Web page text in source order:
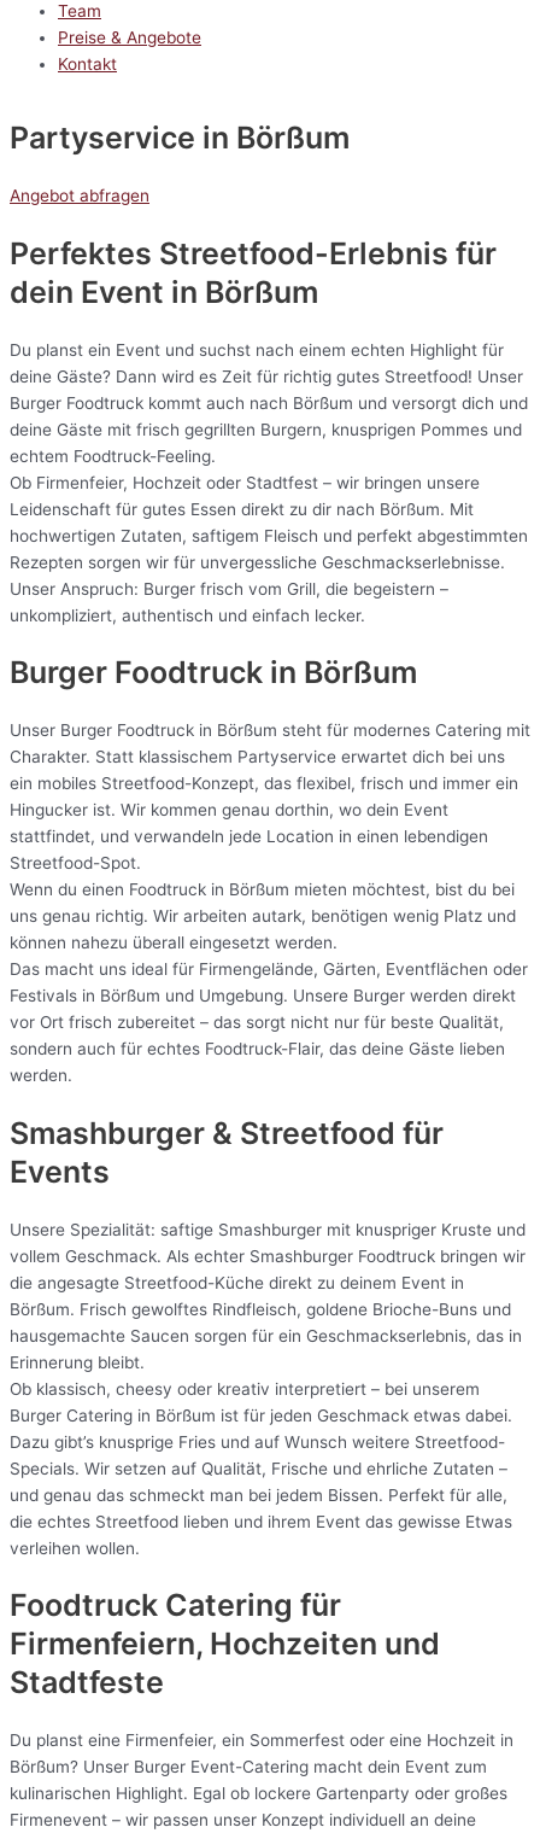
Team
Preise & Angebote
Kontakt
Partyservice in Börßum
Angebot abfragen
Perfektes Streetfood-Erlebnis für
dein Event in Börßum
Du planst ein Event und suchst nach einem echten Highlight für
deine Gäste? Dann wird es Zeit für richtig gutes Streetfood! Unser
Burger Foodtruck kommt auch nach Börßum und versorgt dich und
deine Gäste mit frisch gegrillten Burgern, knusprigen Pommes und
echtem Foodtruck-Feeling.
Ob Firmenfeier, Hochzeit oder Stadtfest – wir bringen unsere
Leidenschaft für gutes Essen direkt zu dir nach Börßum. Mit
hochwertigen Zutaten, saftigem Fleisch und perfekt abgestimmten
Rezepten sorgen wir für unvergessliche Geschmackserlebnisse.
Unser Anspruch: Burger frisch vom Grill, die begeistern –
unkompliziert, authentisch und einfach lecker.
Burger Foodtruck in Börßum
Unser Burger Foodtruck in Börßum steht für modernes Catering mit
Charakter. Statt klassischem Partyservice erwartet dich bei uns
ein mobiles Streetfood-Konzept, das flexibel, frisch und immer ein
Hingucker ist. Wir kommen genau dorthin, wo dein Event
stattfindet, und verwandeln jede Location in einen lebendigen
Streetfood-Spot.
Wenn du einen Foodtruck in Börßum mieten möchtest, bist du bei
uns genau richtig. Wir arbeiten autark, benötigen wenig Platz und
können nahezu überall eingesetzt werden.
Das macht uns ideal für Firmengelände, Gärten, Eventflächen oder
Festivals in Börßum und Umgebung. Unsere Burger werden direkt
vor Ort frisch zubereitet – das sorgt nicht nur für beste Qualität,
sondern auch für echtes Foodtruck-Flair, das deine Gäste lieben
werden.
Smashburger & Streetfood für
Events
Unsere Spezialität: saftige Smashburger mit knuspriger Kruste und
vollem Geschmack. Als echter Smashburger Foodtruck bringen wir
die angesagte Streetfood-Küche direkt zu deinem Event in
Börßum. Frisch gewolftes Rindfleisch, goldene Brioche-Buns und
hausgemachte Saucen sorgen für ein Geschmackserlebnis, das in
Erinnerung bleibt.
Ob klassisch, cheesy oder kreativ interpretiert – bei unserem
Burger Catering in Börßum ist für jeden Geschmack etwas dabei.
Dazu gibt’s knusprige Fries und auf Wunsch weitere Streetfood-
Specials. Wir setzen auf Qualität, Frische und ehrliche Zutaten –
und genau das schmeckt man bei jedem Bissen. Perfekt für alle,
die echtes Streetfood lieben und ihrem Event das gewisse Etwas
verleihen wollen.
Foodtruck Catering für
Firmenfeiern, Hochzeiten und
Stadtfeste
Du planst eine Firmenfeier, ein Sommerfest oder eine Hochzeit in
Börßum? Unser Burger Event-Catering macht dein Event zum
kulinarischen Highlight. Egal ob lockere Gartenparty oder großes
Firmenevent – wir passen unser Konzept individuell an deine